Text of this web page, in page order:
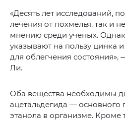
«Десять лет исследований,
лечения от похмелья, так и
мнению среди ученых.
указывают на пользу цинка
для облегчения
Ли.
Оба вещества необходимы
ацетальдегида — основного
этанола в организме. Кроме